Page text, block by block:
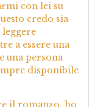
con lei su
credo sia
a essere una
una persona
disponibile